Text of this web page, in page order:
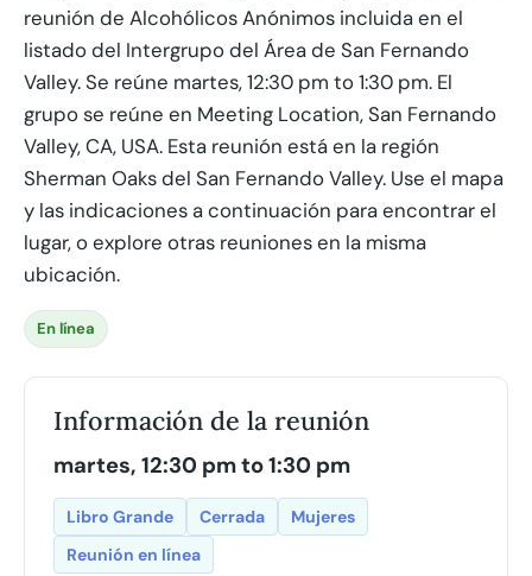
reunión de Alcohólicos Anónimos incluida en el
listado del Intergrupo del Área de San Fernando
Valley. Se reúne martes, 12:30 pm to 1:30 pm. El
grupo se reúne en Meeting Location, San Fernando
Valley, CA, USA. Esta reunión está en la región
Sherman Oaks del San Fernando Valley. Use el mapa
y las indicaciones a continuación para encontrar el
lugar, o explore otras reuniones en la misma
ubicación.
En línea
Información de la reunión
martes, 12:30 pm to 1:30 pm
Libro Grande Cerrada
Mujeres
Reunión en línea